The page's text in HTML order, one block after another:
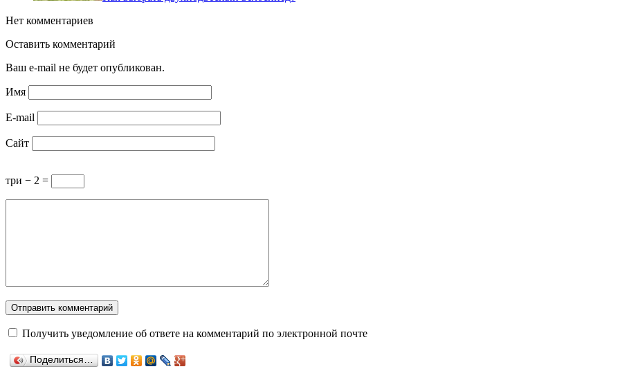
Нет комментариев
Оставить комментарий
Ваш e-mail не будет опубликован.
Имя
E-mail
Сайт
три − 2 =
Получить уведомление об ответе на комментарий по электронной почте
Поделиться…